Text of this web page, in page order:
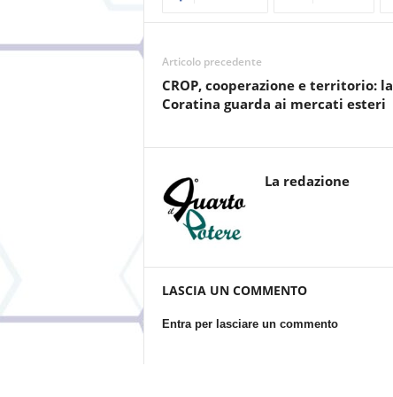
Articolo precedente
CROP, cooperazione e territorio: la
Coratina guarda ai mercati esteri
La redazione
LASCIA UN COMMENTO
Entra per lasciare un commento